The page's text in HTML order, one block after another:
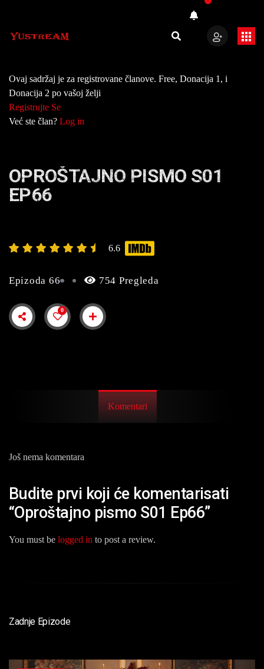
Ovaj sadržaj je za registrovane članove. Free, Donacija 1, i
Donacija 2 po vašoj želji
Registrujte Se
Već ste član? Log in
OPROŠTAJNO PISMO S01
EP66
6.6
Epizoda 66 754 Pregleda
0
Komentari
Još nema komentara
Budite prvi koji će komentarisati
“Oproštajno pismo S01 Ep66”
You must be logged in to post a review.
Zadnje Epizode